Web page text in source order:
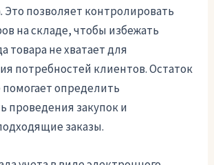
Это позволяет контролировать
на складе, чтобы избежать
товара не хватает для
потребностей клиентов. Остаток
помогает определить
проведения закупок и
заказы.